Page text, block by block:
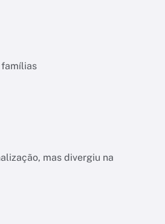
famílias
mas divergiu na